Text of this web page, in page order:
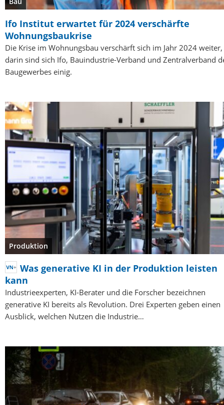
Ifo Institut erwartet für 2024 verschärfte
Wohnungsbaukrise
Die Krise im Wohnungsbau verschärft sich im Jahr 2024 weiter,
darin sind sich Ifo, Bauindustrie-Verband und Zentralverband
Baugewerbes einig.
Produktion
Was generative KI in der Produktion leisten
kann
Industrieexperten, KI-Berater und die Forscher bezeichnen
generative KI bereits als Revolution. Drei Experten geben einen
Ausblick, welchen Nutzen die Industrie…